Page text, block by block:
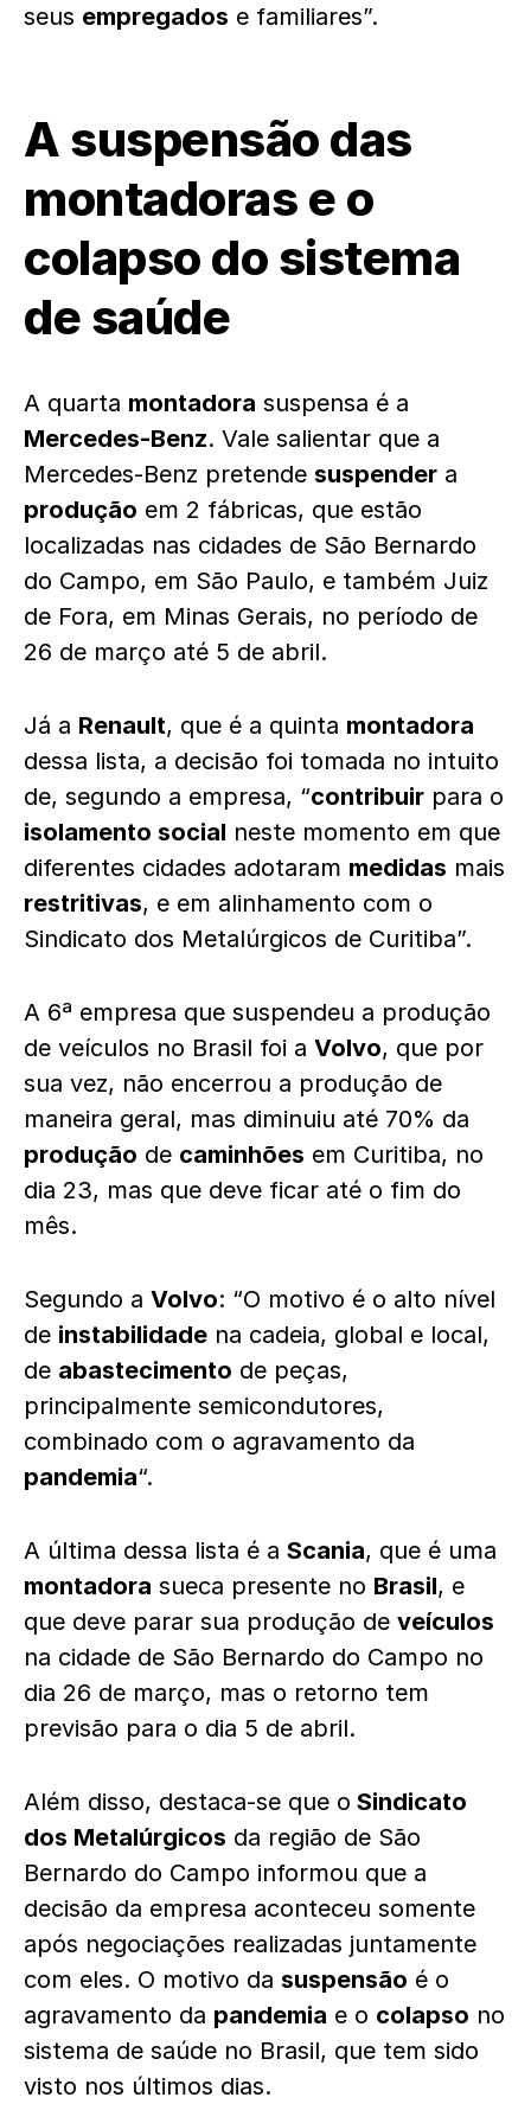
seus empregados e familiares”.
A suspensão das
montadoras e o
colapso do sistema
de saúde
A quarta montadora suspensa é a
Mercedes-Benz. Vale salientar que a
Mercedes-Benz pretende suspender a
produção em 2 fábricas, que estão
localizadas nas cidades de São Bernardo
do Campo, em São Paulo, e também Juiz
de Fora, em Minas Gerais, no período de
26 de março até 5 de abril.
Já a Renault, que é a quinta montadora
dessa lista, a decisão foi tomada no intuito
de, segundo a empresa, “contribuir para o
isolamento social neste momento em que
diferentes cidades adotaram medidas mais
restritivas, e em alinhamento com o
Sindicato dos Metalúrgicos de Curitiba”.
A 6ª empresa que suspendeu a produção
de veículos no Brasil foi a Volvo, que por
sua vez, não encerrou a produção de
maneira geral, mas diminuiu até 70% da
produção de caminhões em Curitiba, no
dia 23, mas que deve ficar até o fim do
mês.
Segundo a Volvo: “O motivo é o alto nível
de instabilidade na cadeia, global e local,
de abastecimento de peças,
principalmente semicondutores,
combinado com o agravamento da
pandemia“.
A última dessa lista é a Scania, que é uma
montadora sueca presente no Brasil, e
que deve parar sua produção de veículos
na cidade de São Bernardo do Campo no
dia 26 de março, mas o retorno tem
previsão para o dia 5 de abril.
Além disso, destaca-se que o Sindicato
dos Metalúrgicos da região de São
Bernardo do Campo informou que a
decisão da empresa aconteceu somente
após negociações realizadas juntamente
com eles. O motivo da suspensão é o
agravamento da pandemia e o colapso no
sistema de saúde no Brasil, que tem sido
visto nos últimos dias.